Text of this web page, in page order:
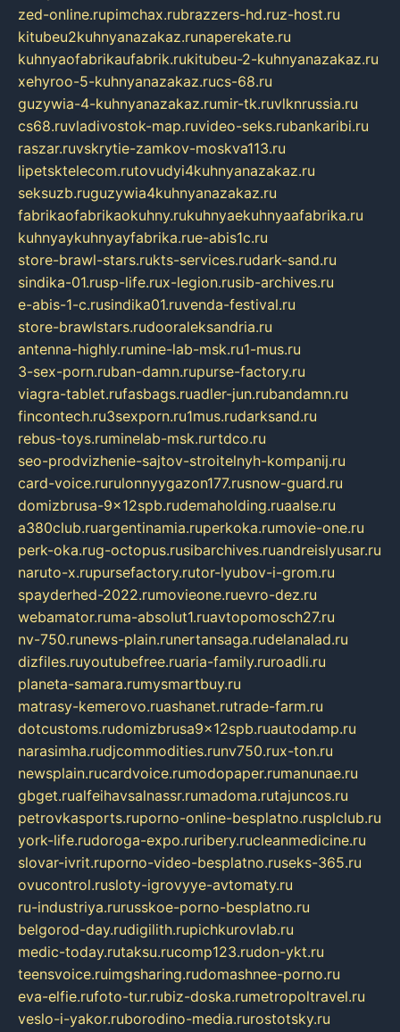
zed-online.rupimchax.rubrazzers-hd.ruz-host.ru
kitubeu2kuhnyanazakaz.runaperekate.ru
kuhnyaofabrikaufabrik.rukitubeu-2-kuhnyanazakaz.ru
xehyroo-5-kuhnyanazakaz.rucs-68.ru
guzywia-4-kuhnyanazakaz.rumir-tk.ruvlknrussia.ru
cs68.ruvladivostok-map.ruvideo-seks.rubankaribi.ru
raszar.ruvskrytie-zamkov-moskva113.ru
lipetsktelecom.rutovudyi4kuhnyanazakaz.ru
seksuzb.ruguzywia4kuhnyanazakaz.ru
fabrikaofabrikaokuhny.rukuhnyaekuhnyaafabrika.ru
kuhnyaykuhnyayfabrika.rue-abis1c.ru
store-brawl-stars.rukts-services.rudark-sand.ru
sindika-01.rusp-life.rux-legion.rusib-archives.ru
e-abis-1-c.rusindika01.ruvenda-festival.ru
store-brawlstars.rudooraleksandria.ru
antenna-highly.rumine-lab-msk.ru1-mus.ru
3-sex-porn.ruban-damn.rupurse-factory.ru
viagra-tablet.rufasbags.ruadler-jun.rubandamn.ru
fincontech.ru3sexporn.ru1mus.rudarksand.ru
rebus-toys.ruminelab-msk.rurtdco.ru
seo-prodvizhenie-sajtov-stroitelnyh-kompanij.ru
card-voice.rurulonnyygazon177.rusnow-guard.ru
domizbrusa-9x12spb.rudemaholding.ruaalse.ru
a380club.ruargentinamia.ruperkoka.rumovie-one.ru
perk-oka.rug-octopus.rusibarchives.ruandreislyusar.ru
naruto-x.rupursefactory.rutor-lyubov-i-grom.ru
spayderhed-2022.rumovieone.ruevro-dez.ru
webamator.ruma-absolut1.ruavtopomosch27.ru
nv-750.runews-plain.runertansaga.rudelanalad.ru
dizfiles.ruyoutubefree.ruaria-family.ruroadli.ru
planeta-samara.rumysmartbuy.ru
matrasy-kemerovo.ruashanet.rutrade-farm.ru
dotcustoms.rudomizbrusa9x12spb.ruautodamp.ru
narasimha.rudjcommodities.runv750.rux-ton.ru
newsplain.rucardvoice.rumodopaper.rumanunae.ru
gbget.rualfeihavsalnassr.rumadoma.rutajuncos.ru
petrovkasports.ruporno-online-besplatno.rusplclub.ru
york-life.rudoroga-expo.ruribery.rucleanmedicine.ru
slovar-ivrit.ruporno-video-besplatno.ruseks-365.ru
ovucontrol.rusloty-igrovyye-avtomaty.ru
ru-industriya.rurusskoe-porno-besplatno.ru
belgorod-day.rudigilith.rupichkurovlab.ru
medic-today.rutaksu.rucomp123.rudon-ykt.ru
teensvoice.ruimgsharing.rudomashnee-porno.ru
eva-elfie.rufoto-tur.rubiz-doska.rumetropoltravel.ru
veslo-i-yakor.ruborodino-media.rurostotsky.ru